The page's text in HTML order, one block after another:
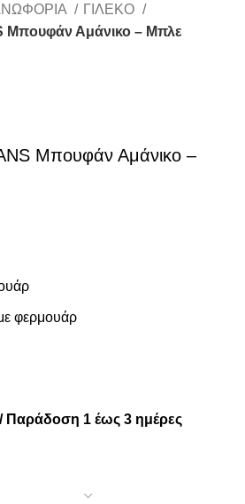
ΓΙΛΕΚΟ
Μπουφάν Αμάνικο – Μπλε
Μπουφάν Αμάνικο –
φερμουάρ
1 έως 3 ημέρες